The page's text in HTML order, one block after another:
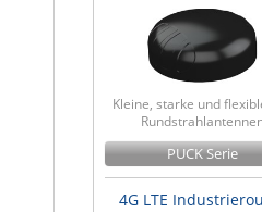
Kleine, starke und
PUCK Serie
4G LTE